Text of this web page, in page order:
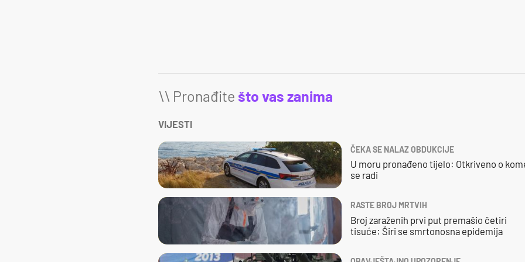
\\ Pronađite što vas zanima
VIJESTI
ČEKA SE NALAZ OBDUKCIJE
U moru pronađeno tijelo: Otkriveno o
se radi
RASTE BROJ MRTVIH
Broj zaraženih prvi put premašio četiri
tisuće: Širi se smrtonosna epidemija